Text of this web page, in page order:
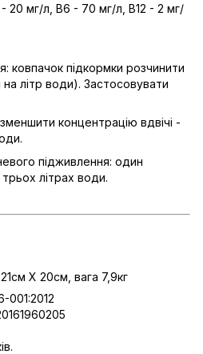
20 мг/л, В6 - 70 мг/л, В12 - 2 мг/
ковпачок підкормки розчинити
на літр води). Застосовувати
концентрацію вдвічі -
підживлення: один
літрах води.
Х 20см, вага 7,9кг
001:2012